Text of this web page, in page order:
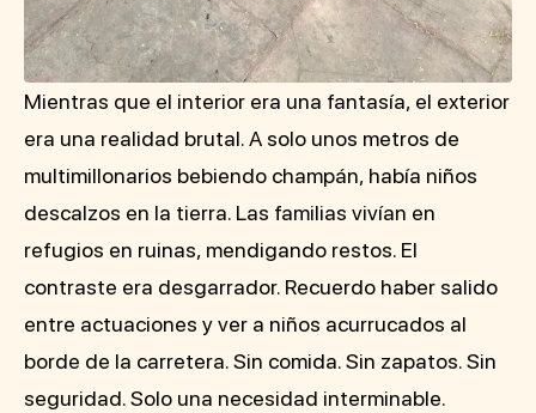
Mientras que el interior era una fantasía, el exterior
era una realidad brutal. A solo unos metros de
multimillonarios bebiendo champán, había niños
descalzos en la tierra. Las familias vivían en
refugios en ruinas, mendigando restos. El
contraste era desgarrador. Recuerdo haber salido
entre actuaciones y ver a niños acurrucados al
borde de la carretera. Sin comida. Sin zapatos. Sin
seguridad. Solo una necesidad interminable.